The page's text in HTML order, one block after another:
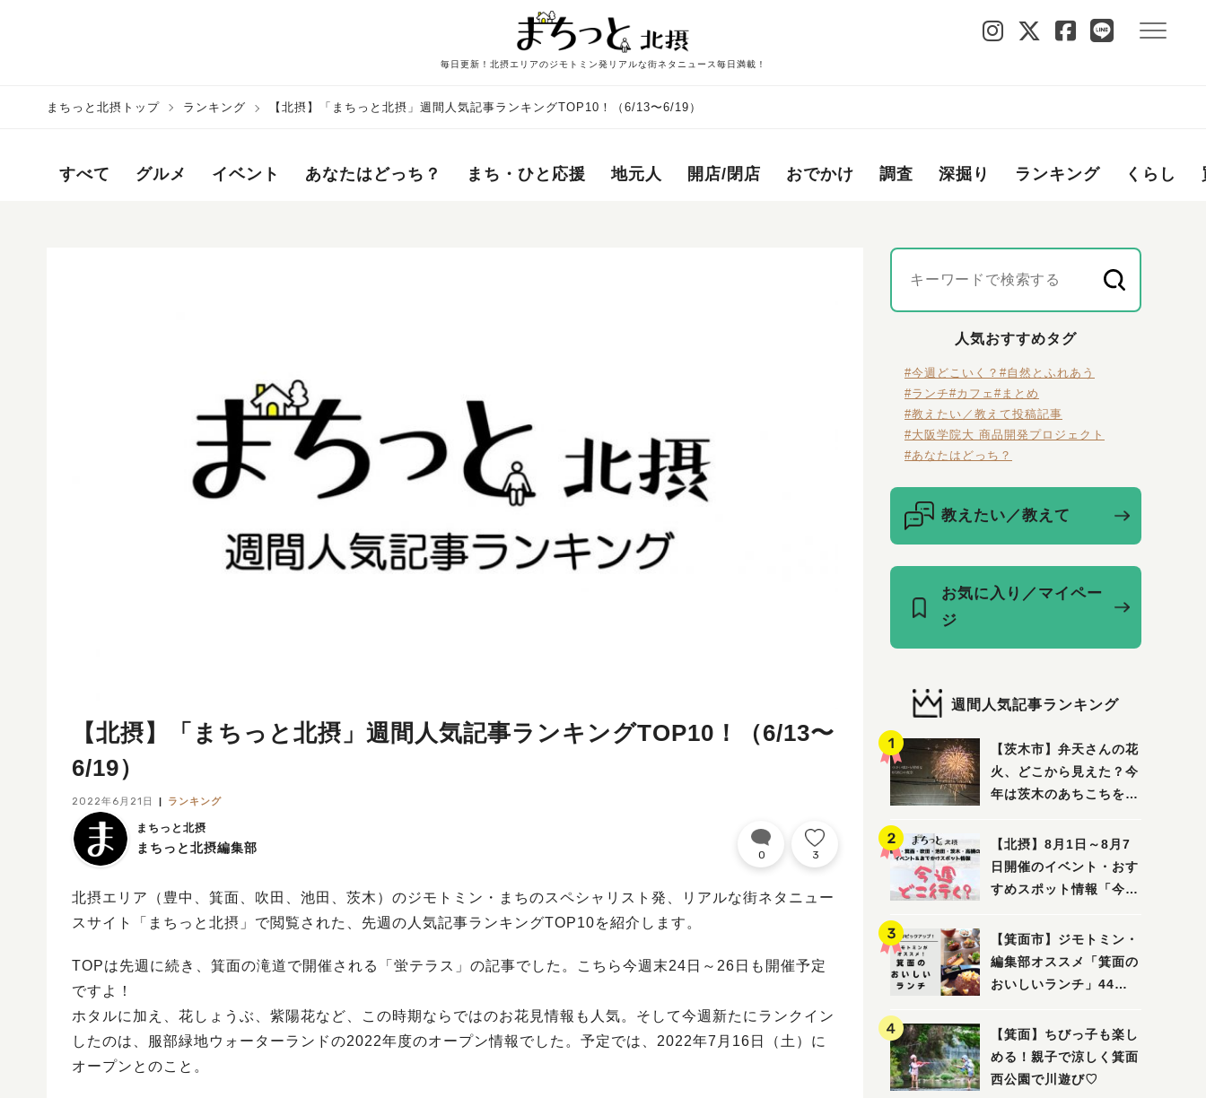
毎日更新！北摂エリアのジモトミン発リアルな街ネタニュース毎日満載！
まちっと北摂トップ ランキング 【北摂】「まちっと北摂」週間人気記事ランキングTOP10！（6/13〜6/19）
すべて グルメ イベント あなたはどっち？ まち・ひと応援 地元人 開店/閉店 おでかけ 調査 深掘り ランキング くらし
【北摂】「まちっと北摂」週間人気記事ランキングTOP10！（6/13〜
6/19）
2022年6月21日 ランキング
まちっと北摂
まちっと北摂編集部 0 3
北摂エリア（豊中、箕面、吹田、池田、茨木）のジモトミン・まちのスペシャリスト発、リアルな街ネタニュー
スサイト「まちっと北摂」で閲覧された、先週の人気記事ランキングTOP10を紹介します。
TOPは先週に続き、箕面の滝道で開催される「蛍テラス」の記事でした。こちら今週末24日～26日も開催予定
ですよ！
ホタルに加え、花しょうぶ、紫陽花など、この時期ならではのお花見情報も人気。そして今週新たにランクイン
したのは、服部緑地ウォーターランドの2022年度のオープン情報でした。予定では、2022年7月16日（土）に
オープンとのこと。
人気おすすめタグ
#今週どこいく？ #自然とふれあう
#ランチ#カフェ #まとめ
#教えたい／教えて投稿記事
#大阪学院大 商品開発プロジェクト
#あなたはどっち？
教えたい／教えて
お気に入り／マイペー
ジ
週間人気記事ランキング
【茨木市】弁天さんの花
火、どこから見えた？今
年は茨木のあちこちを巡
【北摂】8月1日～8月7
日開催のイベント・おす
すめスポット情報「今週
面・吹田・池田・茨木・
高槻）
【箕面市】ジモトミン・
編集部オススメ「箕面の
おいしいランチ」44
から穴場まで！〜
【箕面】ちびっ子も楽し
める！親子で涼しく箕面
西公園で川遊び♡